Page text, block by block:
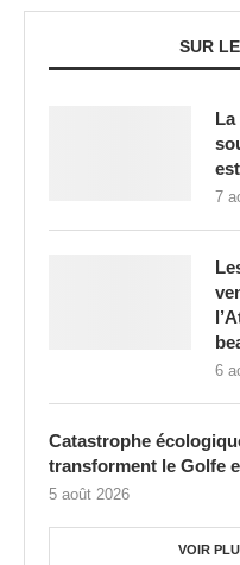
SUR
La
7
6
Catastrophe
transforment le Golfe
5 août 2026
VOIR